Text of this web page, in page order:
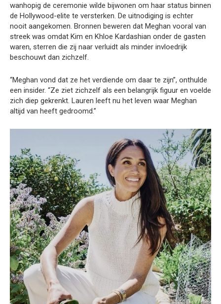
wanhopig de ceremonie wilde bijwonen om haar status binnen
de Hollywood-elite te versterken. De uitnodiging is echter
nooit aangekomen. Bronnen beweren dat Meghan vooral van
streek was omdat Kim en Khloe Kardashian onder de gasten
waren, sterren die zij naar verluidt als minder invloedrijk
beschouwt dan zichzelf.
“Meghan vond dat ze het verdiende om daar te zijn”, onthulde
een insider. “Ze ziet zichzelf als een belangrijk figuur en voelde
zich diep gekrenkt. Lauren leeft nu het leven waar Meghan
altijd van heeft gedroomd.”